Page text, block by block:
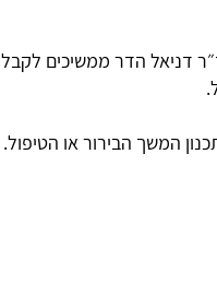
דניאל הדר ממשיכים לקבל
המשך הבירור או הטיפול.